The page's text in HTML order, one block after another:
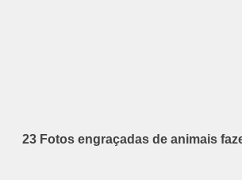
23 Fotos engraçadas de animais